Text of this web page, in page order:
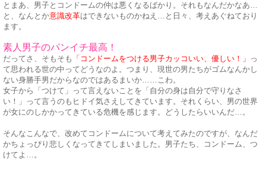
とまあ、男子とコンドームの仲は悪くなるばかり。それもなんだかなあ…
と、なんとか意識改革はできないものかねえ…と日々、考えあぐねており
ます。
素人男子のパンイチ最高！
だってさ、そもそも 「コンドームをつける男子カッコいい、優しい！」 っ
て思われる世の中ってどうなのよ。つまり、現世の男たちがゴムなんかし
ない身勝手男だからなのではあるまいか……こわ。
女子から「つけて」って言えないことを「自分の身は自分で守りなさ
い！」って言うのもヒドイ気さえしてきています。それくらい、男の世界
が女にのしかかってきている危機を感じます。どうしたらいいんだ…。
そんなこんなで、改めてコンドームについて考えてみたのですが、なんだ
かちょっぴり悲しくなってきてしまいました。男子たち、コンドーム、つ
けてよ…。